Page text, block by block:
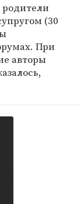
(30
При
авторы